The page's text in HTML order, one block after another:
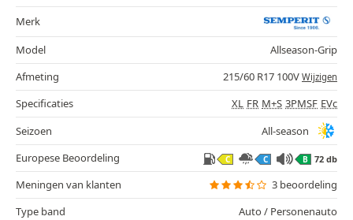
Merk
Model
Allseason-Grip
Afmeting
215/60 R17 100V Wijzigen
Specificaties XL FR M+S 3PMSF EVc
Seizoen
All-season
Europese Beoordeling
C C B 72 db
Meningen van klanten
3 beoordeling
Type band
Auto / Personenauto